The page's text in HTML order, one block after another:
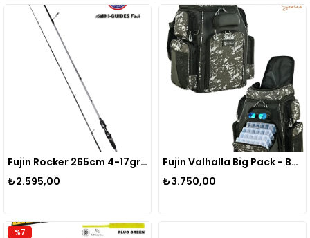
Fujin Rocker 265cm 4-17gr LRF Kamışı FRKR-869L
₺2.595,00
Fujin Valhalla Big Pack - Balıkçı Sırt Çantası
₺3.750,00
%7